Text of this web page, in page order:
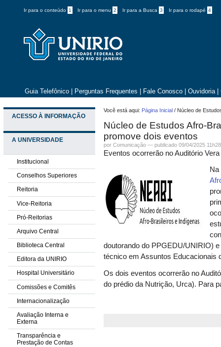
Ir para o conteúdo 1 Ir para o menu 2 Ir para a Busca 3 Ir para o rodapé 4
Guia Telefônico Perguntas Frequentes Fale Conosco Ouvidoria
ACESSO À INFORMAÇÃO
A UNIVERSIDADE
Institucional
Conselhos Superiores
Reitoria
Vice-Reitoria
Pró-Reitorias
Arquivo Central
Biblioteca Central
Editora da UNIRIO
Hospital Universitário
Comissões e Comitês
Internacionalização
Avaliação Interna e
Externa
Transparência e
Prestação de Contas
Você está aqui: Página Inicial / Núcleo de
Núcleo de Estudos Afro-
promove dois eventos
porComunicação —publicado 09/04/2025
Eventos ocorrerão no Auditório
doutorando do PPGEDU/UNIRIO)
técnico em Assuntos
Os dois eventos ocorrerão no
do prédio da Nutrição, Urca). Para